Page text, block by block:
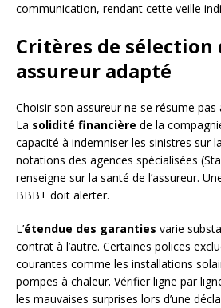
communication, rendant cette veille
Critères de sélection
assureur adapté
Choisir son assureur ne se résume
La solidité financière de la
capacité à indemniser les sinistres sur
notations des agences spécialisées
renseigne sur la santé de l’assureur.
BBB+ doit alerter.
L’étendue des garanties varie
contrat à l’autre. Certaines polices
courantes comme les installations
pompes à chaleur. Vérifier ligne par
les mauvaises surprises lors d’une